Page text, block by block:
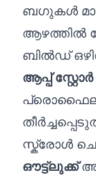
ബഗുകൾ
ആഴത്തിൽ
ബിൽഡ്
ആപ്പ് സ്റ്റോർ
സ്ക്രോൾ
ഔട്ട്‌ലുക്ക്